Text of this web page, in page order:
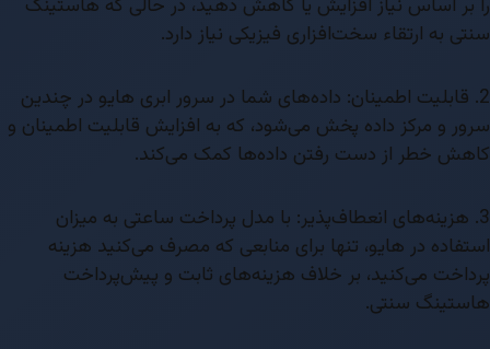
را بر اساس نیاز افزایش یا کاهش دهید، در حالی که هاستینگ
سنتی به ارتقاء سخت‌افزاری فیزیکی نیاز دارد.
2. قابلیت اطمینان: داده‌های شما در سرور ابری هایو در چندین
سرور و مرکز داده پخش می‌شود، که به افزایش قابلیت اطمینان و
کاهش خطر از دست رفتن داده‌ها کمک می‌کند.
3. هزینه‌های انعطاف‌پذیر: با مدل پرداخت ساعتی به میزان
استفاده در هایو، تنها برای منابعی که مصرف می‌کنید هزینه
پرداخت می‌کنید، بر خلاف هزینه‌های ثابت و پیش‌پرداخت
هاستینگ سنتی.